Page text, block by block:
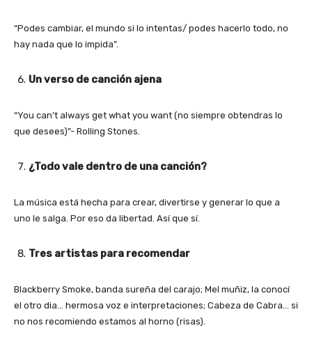
“Podes cambiar, el mundo si lo intentas/ podes hacerlo todo, no
hay nada que lo impida”.
Un verso de canción ajena
“You can’t always get what you want (no siempre obtendras lo
que desees)”- Rolling Stones.
¿Todo vale dentro de una canción?
La música está hecha para crear, divertirse y generar lo que a
uno le salga. Por eso da libertad. Así que sí.
Tres artistas para recomendar
Blackberry Smoke, banda sureña del carajo; Mel muñiz, la conocí
el otro dia… hermosa voz e interpretaciones; Cabeza de Cabra… si
no nos recomiendo estamos al horno (risas).